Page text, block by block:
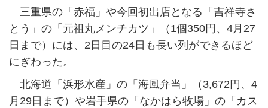
三重県の「赤福」や今回初出店となる「吉祥寺さ
とう」の「元祖丸メンチカツ」（1個350円、4月27
日まで）には、2日目の24日も長い列ができるほど
にぎわった。
北海道「浜形水産」の「海風弁当」（3,672円、4
月29日まで）や岩手県の「なかはら牧場」の「カス